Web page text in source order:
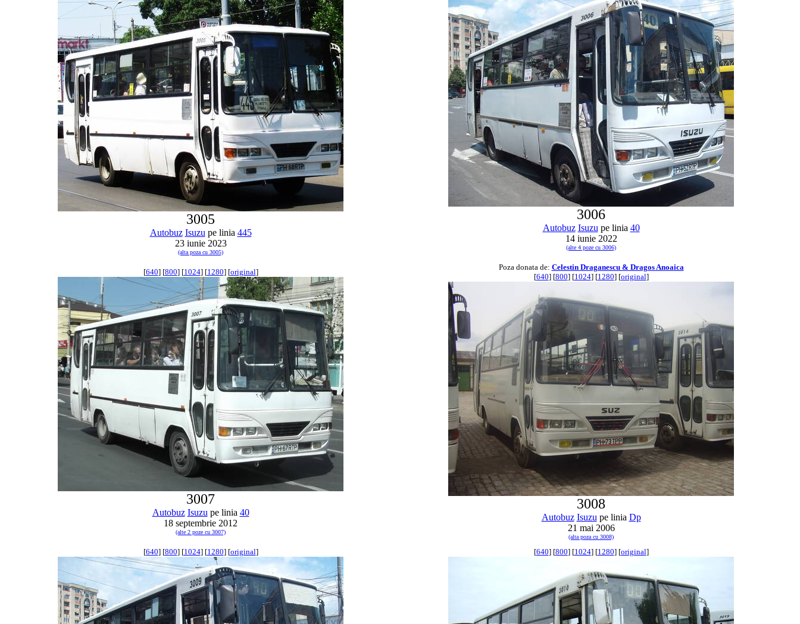
3005
Autobuz Isuzu pe linia 445
23 iunie 2023
(alta poza cu 3005)
3006
Autobuz Isuzu pe linia 40
14 iunie 2022
(alte 4 poze cu 3006)
[640] [800] [1024] [1280] [original]
3007
Autobuz Isuzu pe linia 40
18 septembrie 2012
(alte 2 poze cu 3007)
Poza donata de: Celestin Draganescu & Dragos Anoaica
[640] [800] [1024] [1280] [original]
3008
Autobuz Isuzu pe linia Dp
21 mai 2006
(alta poza cu 3008)
[640] [800] [1024] [1280] [original] [640] [800] [1024] [1280] [original]